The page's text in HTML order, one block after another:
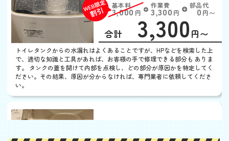
基本料
3,000 円 W
EB
限
定
割
引
作業費
3,300 円
部品代
0円〜
合計 3,300 円〜
トイレタンクからの水漏れはよくあることですが、HPなどを検索した上
で、適切な知識と工具があれば、お客様の手で修理できる部分も ありま
す。 タンクの蓋を開けて内部を点検し、どの部分が原因かを特定してく
ださい。その結果、原因が分からなければ、専門業者に依頼してくださ
い。